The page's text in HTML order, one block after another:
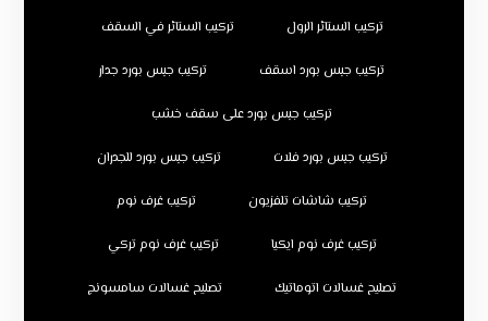
تركيب الستائر الرول تركيب الستائر في السقف
تركيب جبس بورد اسقف تركيب جبس بورد جدار
تركيب جبس بورد على سقف خشب
تركيب جبس بورد فلات تركيب جبس بورد للجدران
تركيب شاشات تلفزيون تركيب غرف نوم
تركيب غرف نوم ايكيا تركيب غرف نوم تركي
تصليح غسالات اتوماتيك تصليح غسالات سامسونج